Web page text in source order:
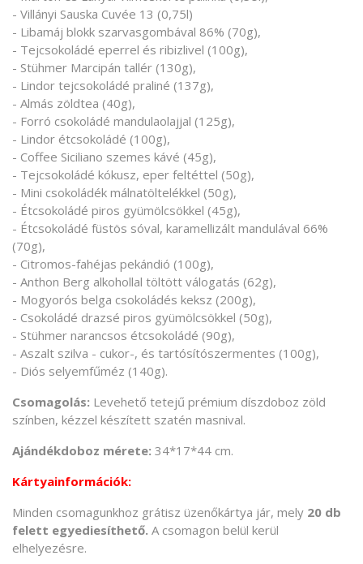
- Villányi Sauska Cuvée 13 (0,75l)
- Libamáj blokk szarvasgombával 86% (70g),
- Tejcsokoládé eperrel és ribizlivel (100g),
- Stühmer Marcipán tallér (130g),
- Lindor tejcsokoládé praliné (137g),
- Almás zöldtea (40g),
- Forró csokoládé mandulaolajjal (125g),
- Lindor étcsokoládé (100g),
- Coffee Siciliano szemes kávé (45g),
- Tejcsokoládé kókusz, eper feltéttel (50g),
- Mini csokoládék málnatöltelékkel (50g),
- Étcsokoládé piros gyümölcsökkel (45g),
- Étcsokoládé füstös sóval, karamellizált mandulával 66%
(70g),
- Citromos-fahéjas pekándió (100g),
- Anthon Berg alkohollal töltött válogatás (62g),
- Mogyorós belga csokoládés keksz (200g),
- Csokoládé drazsé piros gyümölcsökkel (50g),
- Stühmer narancsos étcsokoládé (90g),
- Aszalt szilva - cukor-, és tartósítószermentes (100g),
- Diós selyemfűméz (140g).
Csomagolás: Levehető tetejű prémium díszdoboz zöld
színben, kézzel készített szatén masnival.
Ajándékdoboz mérete: 34*17*44 cm.
Kártyainformációk:
Minden csomagunkhoz grátisz üzenőkártya jár, mely 20 db
felett egyediesíthető. A csomagon belül kerül
elhelyezésre.